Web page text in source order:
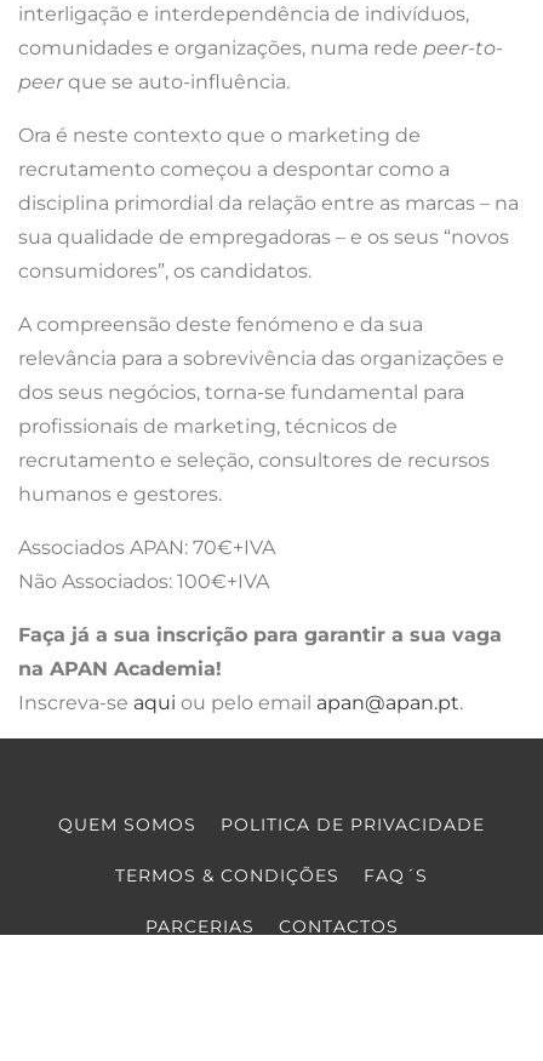
interligação e interdependência de indivíduos,
comunidades e organizações, numa rede peer-to-
peerque se auto-influência.
Ora é neste contexto que o marketing de
recrutamento começou a despontar como a
disciplina primordial da relação entre as marcas – na
sua qualidade de empregadoras – e os seus “novos
consumidores”, os candidatos.
A compreensão deste fenómeno e da sua
relevância para a sobrevivência das organizações e
dos seus negócios, torna-se fundamental para
profissionais de marketing, técnicos de
recrutamento e seleção, consultores de recursos
humanos e gestores.
Associados APAN: 70€+IVA
Não Associados: 100€+IVA
Faça já a sua inscrição para garantir a sua vaga
na APAN Academia!
Inscreva-se aqui ou pelo email apan@apan.pt.
QUEM SOMOS POLITICA DE PRIVACIDADE
TERMOS & CONDIÇÕES FAQ´S
PARCERIAS CONTACTOS